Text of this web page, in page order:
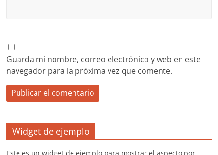
Guarda mi nombre, correo electrónico y web en este
navegador para la próxima vez que comente.
Widget de ejemplo
Este es un widget de ejemplo para mostrar el aspecto por